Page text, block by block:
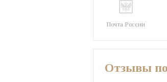
Почта России
Отзывы